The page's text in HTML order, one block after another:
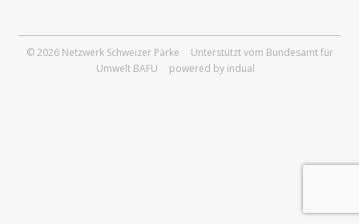
© 2026 Netzwerk Schweizer Pärke
Unterstützt vom Bundesamt für
Umwelt BAFU
powered by indual